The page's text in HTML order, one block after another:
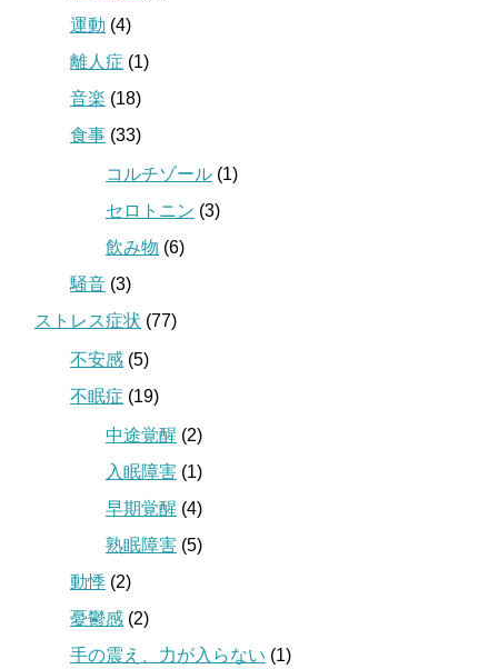
運動 (4)
離人症 (1)
音楽 (18)
食事 (33)
コルチゾール (1)
セロトニン (3)
飲み物 (6)
騒音 (3)
ストレス症状 (77)
不安感 (5)
不眠症 (19)
中途覚醒 (2)
入眠障害 (1)
早期覚醒 (4)
熟眠障害 (5)
動悸 (2)
憂鬱感 (2)
手の震え、力が入らない (1)